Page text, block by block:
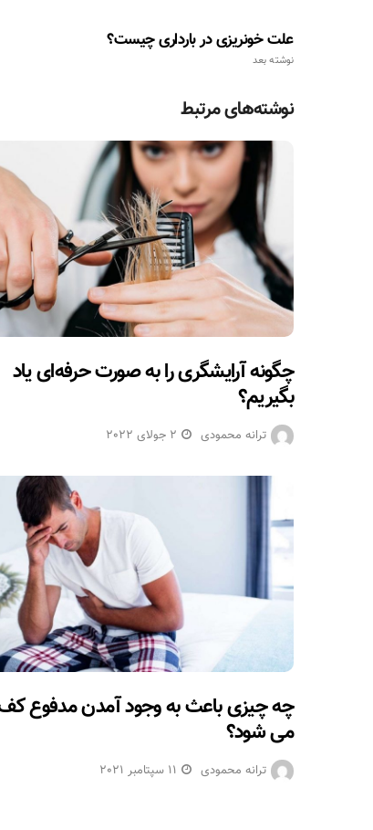
علت خونریزی در بارداری چیست؟
نوشته بعد
نوشته‌های مرتبط
چگونه آرایشگری را به صورت حرفه‌ای یاد
بگیریم؟
ترانه محمودی 2 جولای 2022
چه چیزی باعث به وجود آمدن مدفوع کف
می شود؟
ترانه محمودی 11 سپتامبر 2021